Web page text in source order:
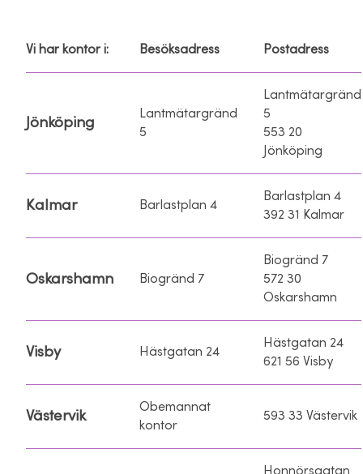
Vi har kontor i: Besöksadress Postadress
Jönköping
Lantmätargränd
5
Lantmätargränd
5
553 20
Jönköping
Kalmar Barlastplan 4
Barlastplan 4
392 31 Kalmar
Oskarshamn Biogränd 7
Biogränd 7
572 30
Oskarshamn
Visby Hästgatan 24
Hästgatan 24
621 56 Visby
Västervik
Obemannat
kontor
593 33 Västervik
Honnörsgatan